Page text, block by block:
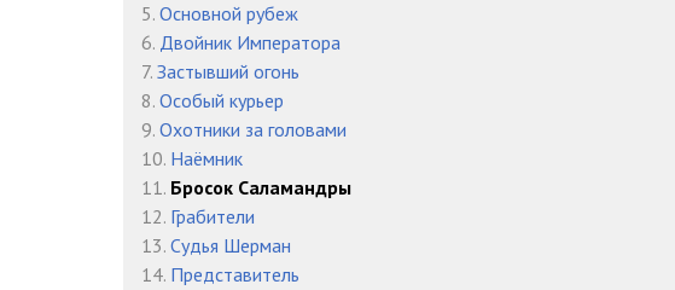
K-11-Glava-022
K-11-Glava-023
K-11-Glava-024
K-11-Glava-025
K-11-Glava-026
K-11-Glava-027
5. Основной рубеж
6. Двойник Императора
7. Застывший огонь
8. Особый курьер
9. Охотники за головами
10. Наёмник
11. Бросок Саламандры
12. Грабители
13. Судья Шерман
14. Представитель